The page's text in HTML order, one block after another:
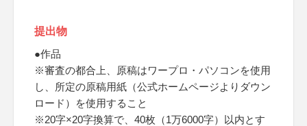
提出物
●作品
※審査の都合上、原稿はワープロ・パソコンを使用
し、所定の原稿用紙（公式ホームページよりダウン
ロード）を使用すること
※20字×20字換算で、40枚（1万6000字）以内とす